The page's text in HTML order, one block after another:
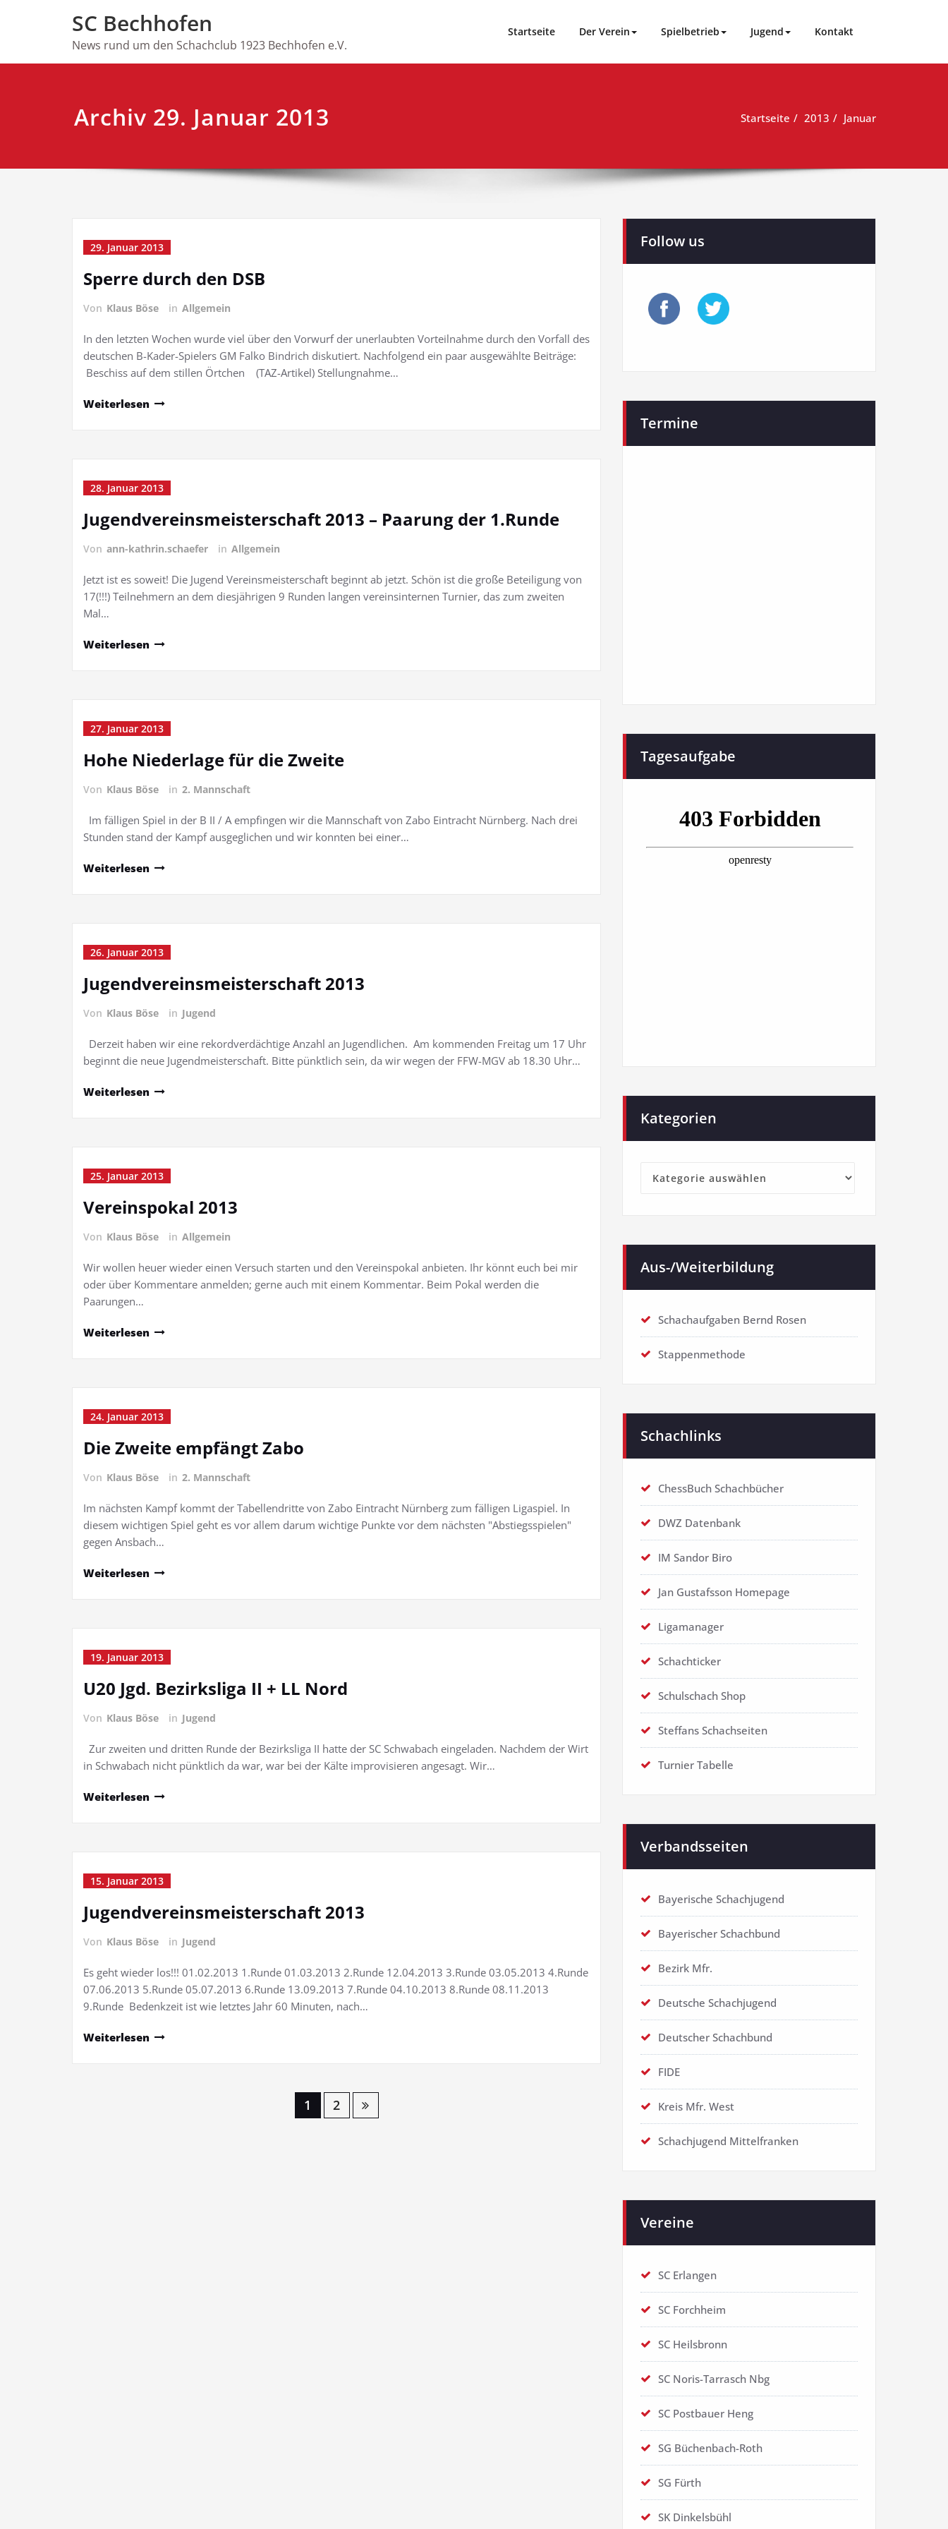
SC Bechhofen
News rund um den Schachclub 1923 Bechhofen e.V.
Startseite Der Verein Spielbetrieb Jugend Kontakt
Archiv 29. Januar 2013 Startseite 2013 Januar
29. Januar 2013
Sperre durch den DSB
Von Klaus Böse in Allgemein
In den letzten Wochen wurde viel über den Vorwurf der unerlaubten Vorteilnahme durch den Vorfall des
deutschen B-Kader-Spielers GM Falko Bindrich diskutiert. Nachfolgend ein paar ausgewählte Beiträge:
Beschiss auf dem stillen Örtchen (TAZ-Artikel) Stellungnahme…
Weiterlesen
28. Januar 2013
Jugendvereinsmeisterschaft 2013 – Paarung der 1.Runde
Von ann-kathrin.schaefer in Allgemein
Jetzt ist es soweit! Die Jugend Vereinsmeisterschaft beginnt ab jetzt. Schön ist die große Beteiligung von
17(!!!) Teilnehmern an dem diesjährigen 9 Runden langen vereinsinternen Turnier, das zum zweiten
Mal…
Weiterlesen
27. Januar 2013
Hohe Niederlage für die Zweite
Von Klaus Böse in 2. Mannschaft
Im fälligen Spiel in der B II / A empfingen wir die Mannschaft von Zabo Eintracht Nürnberg. Nach drei
Stunden stand der Kampf ausgeglichen und wir konnten bei einer…
Weiterlesen
26. Januar 2013
Jugendvereinsmeisterschaft 2013
Von Klaus Böse in Jugend
Derzeit haben wir eine rekordverdächtige Anzahl an Jugendlichen. Am kommenden Freitag um 17 Uhr
beginnt die neue Jugendmeisterschaft. Bitte pünktlich sein, da wir wegen der FFW-MGV ab 18.30 Uhr…
Weiterlesen
25. Januar 2013
Vereinspokal 2013
Von Klaus Böse in Allgemein
Wir wollen heuer wieder einen Versuch starten und den Vereinspokal anbieten. Ihr könnt euch bei mir
oder über Kommentare anmelden; gerne auch mit einem Kommentar. Beim Pokal werden die
Paarungen…
Weiterlesen
24. Januar 2013
Die Zweite empfängt Zabo
Von Klaus Böse in 2. Mannschaft
Im nächsten Kampf kommt der Tabellendritte von Zabo Eintracht Nürnberg zum fälligen Ligaspiel. In
diesem wichtigen Spiel geht es vor allem darum wichtige Punkte vor dem nächsten "Abstiegsspielen"
gegen Ansbach…
Weiterlesen
19. Januar 2013
U20 Jgd. Bezirksliga II + LL Nord
Von Klaus Böse in Jugend
Zur zweiten und dritten Runde der Bezirksliga II hatte der SC Schwabach eingeladen. Nachdem der Wirt
in Schwabach nicht pünktlich da war, war bei der Kälte improvisieren angesagt. Wir…
Weiterlesen
15. Januar 2013
Jugendvereinsmeisterschaft 2013
Von Klaus Böse in Jugend
Es geht wieder los!!! 01.02.2013 1.Runde 01.03.2013 2.Runde 12.04.2013 3.Runde 03.05.2013 4.Runde
07.06.2013 5.Runde 05.07.2013 6.Runde 13.09.2013 7.Runde 04.10.2013 8.Runde 08.11.2013
9.Runde Bedenkzeit ist wie letztes Jahr 60 Minuten, nach…
Weiterlesen
1 2
Follow us
Termine
Tagesaufgabe
Kategorien
Kategorien
Aus-/Weiterbildung
Schachaufgaben Bernd Rosen
Stappenmethode
Schachlinks
ChessBuch Schachbücher
DWZ Datenbank
IM Sandor Biro
Jan Gustafsson Homepage
Ligamanager
Schachticker
Schulschach Shop
Steffans Schachseiten
Turnier Tabelle
Verbandsseiten
Bayerische Schachjugend
Bayerischer Schachbund
Bezirk Mfr.
Deutsche Schachjugend
Deutscher Schachbund
FIDE
Kreis Mfr. West
Schachjugend Mittelfranken
Vereine
SC Erlangen
SC Forchheim
SC Heilsbronn
SC Noris-Tarrasch Nbg
SC Postbauer Heng
SG Büchenbach-Roth
SG Fürth
SK Dinkelsbühl